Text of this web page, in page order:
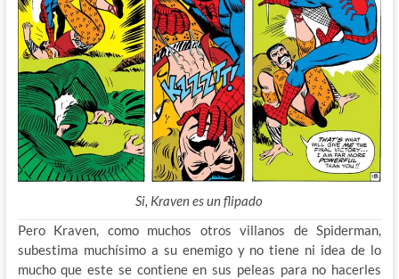
Si, Kraven es un flipado
Pero Kraven, como muchos otros villanos de Spiderman,
subestima muchísimo a su enemigo y no tiene ni idea de lo
mucho que este se contiene en sus peleas para no hacerles